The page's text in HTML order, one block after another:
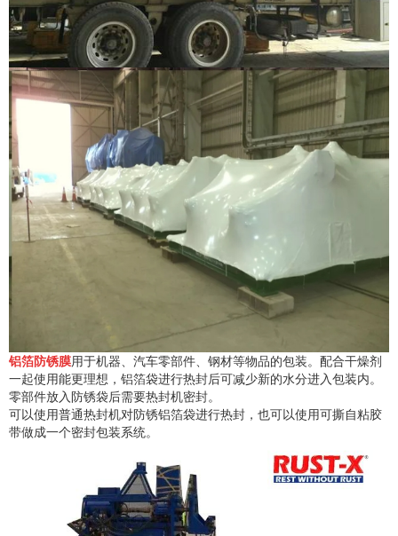
铝箔防锈膜用于机器、汽车零部件、钢材等物品的包装。配合干燥剂
一起使用能更理想，铝箔袋进行热封后可减少新的水分进入包装内。
零部件放入防锈袋后需要热封机密封。
可以使用普通热封机对防锈铝箔袋进行热封，也可以使用可撕自粘胶
带做成一个密封包装系统。